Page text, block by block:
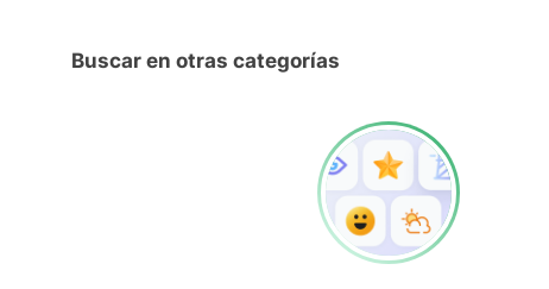
Buscar en otras categorías